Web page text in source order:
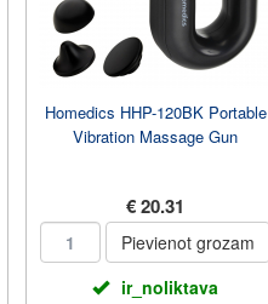
Homedics HHP-120BK Portable
Vibration Massage Gun
€ 20.31
Pievienot grozam
ir_noliktava